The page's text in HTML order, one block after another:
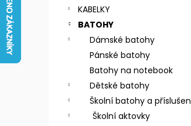
KABELKY
BATOHY
Dámské batohy
Pánské batohy
Batohy na notebook
Dětské batohy
Školní batohy a
Školní aktovky